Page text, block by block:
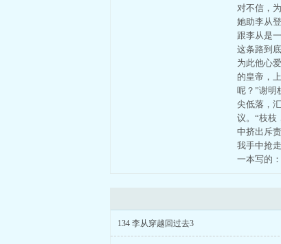
对不信，
她助李从
跟李从是
这条路到
为此他心
的皇帝，
呢？”谢明
尖低落，
议。“枝枝
中挤出斥
我手中抢
一本写的
134 李从穿越回过去3